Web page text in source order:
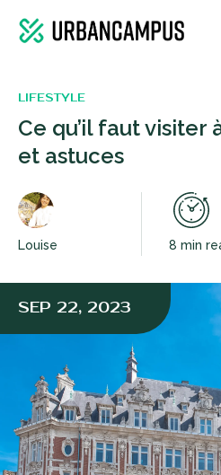
SEP 22, 2023
LIFESTYLE
Ce qu’il faut visiter
et astuces
Louise 8 min